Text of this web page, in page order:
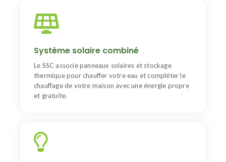
Système solaire combiné
Le SSC associe panneaux solaires et stockage
thermique pour chauffer votre eau et compléter le
chauffage de votre maison avec une énergie propre
et gratuite.
et ballon tampon. Idéal pour réduire les factures,
environnemental.